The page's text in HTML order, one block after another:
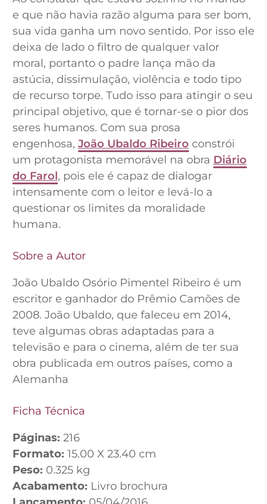
e que não havia razão alguma para ser bom,
sua vida ganha um novo sentido. Por isso ele
deixa de lado o filtro de qualquer valor
moral, portanto o padre lança mão da
astúcia, dissimulação, violência e todo tipo
de recurso torpe. Tudo isso para atingir o seu
principal objetivo, que é tornar-se o pior dos
seres humanos. Com sua prosa
engenhosa, João Ubaldo Ribeiro constrói
um protagonista memorável na obra Diário
do Farol, pois ele é capaz de dialogar
intensamente com o leitor e levá-lo a
questionar os limites da moralidade
humana.
Sobre a Autor
João Ubaldo Osório Pimentel Ribeiro é um
escritor e ganhador do Prêmio Camões de
2008. João Ubaldo, que faleceu em 2014,
teve algumas obras adaptadas para a
televisão e para o cinema, além de ter sua
obra publicada em outros países, como a
Alemanha
Ficha Técnica
Páginas: 216
Formato: 15.00 X 23.40 cm
Peso: 0.325 kg
Acabamento: Livro brochura